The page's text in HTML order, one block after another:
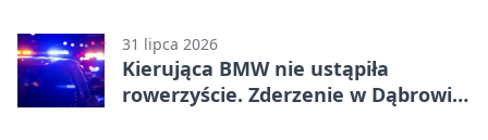
31 lipca 2026
Kierująca BMW nie ustąpiła
rowerzyście. Zderzenie w Dąbrowie